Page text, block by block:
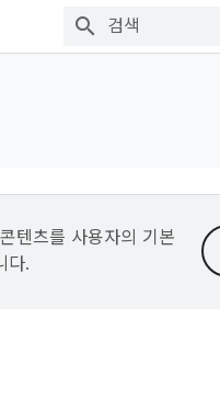
텐츠를 사용자의 기본
다.